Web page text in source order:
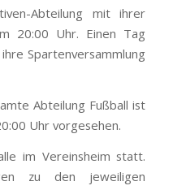
Abteilung mit ihrer
20:00 Uhr. Einen Tag
Spartenversammlung
Abteilung Fußball ist
Uhr vorgesehen.
im Vereinsheim statt.
zu den jeweiligen